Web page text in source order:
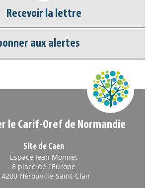
veilles Scoop.it
à projets
Recevoir la lettre
aux alertes
le Carif-Oref de Normandie
Site de Caen
Espace Jean Monnet
8 place de l'Europe
Hérouville-Saint-Clair